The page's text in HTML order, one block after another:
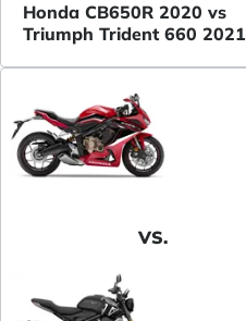
Honda CB650R 2020 vs
Triumph Trident 660 2021
VS.